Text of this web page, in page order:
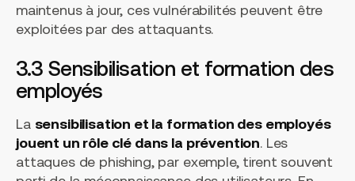
maintenus à jour, ces vulnérabilités peuvent être
exploitées par des attaquants.
3.3 Sensibilisation et formation des
employés
La sensibilisation et la formation des employés
jouent un rôle clé dans la prévention. Les
attaques de phishing, par exemple, tirent souvent